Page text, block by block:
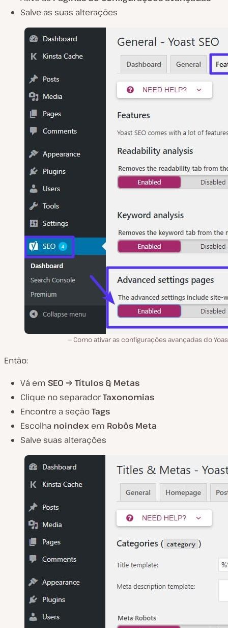
Salve as suas alterações
Como ativar as configurações avançadas do
Então:
Vá em SEO → Títulos & Metas
Clique no separadorTaxonomias
Encontre a seçãoTags
Escolha noindex em Robôs Meta
Salve suas alterações